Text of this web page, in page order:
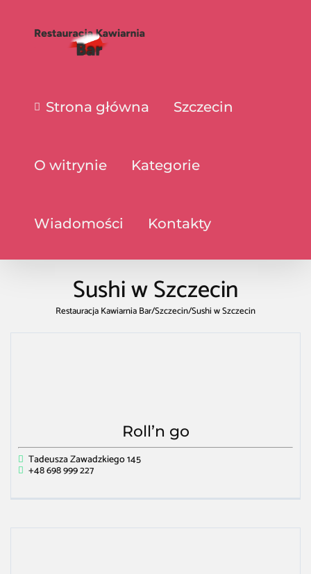
Strona główna Szczecin
O witrynie Kategorie
Wiadomości Kontakty
Sushi w Szczecin
Restauracja Kawiarnia Bar/Szczecin/Sushi w Szczecin
Roll’n go
Tadeusza Zawadzkiego 145
+48 698 999 227